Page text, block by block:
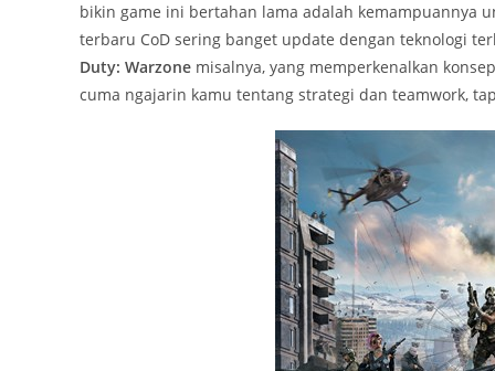
bikin game ini bertahan lama adalah kemampuannya
terbaru CoD sering banget update dengan teknologi
Duty: Warzone misalnya, yang memperkenalkan
cuma ngajarin kamu tentang strategi dan teamwork,